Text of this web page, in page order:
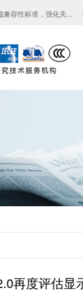
容性标准，强化关...
再度评估显